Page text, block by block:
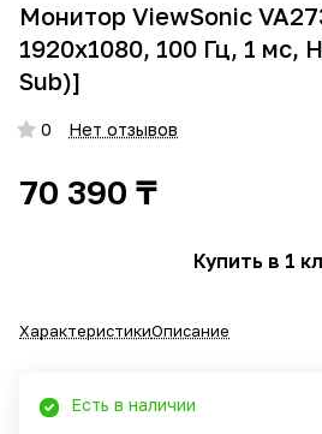
Монитор ViewSonic
1920x1080, 100 Гц, 1 мс,
Sub)]
0 Нет отзывов
70 390 ₸
Купить в 1
ХарактеристикиОписание
Есть в наличии